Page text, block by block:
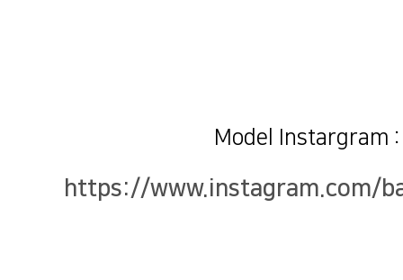
Model Instargram
https://www.instagram.com/